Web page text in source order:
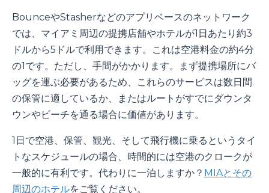
BounceやStasherなどのアプリベースのネットワーク
では、マイアミ周辺の提携店舗やホテルが1日あたり約3
ドルから5ドルで利用できます。これは空港料金の約4分
の1です。ただし、手間がかかります。まず提携場所にバ
ッグを運ぶ必要があるため、これらのサービスは数日間
の保管に適しているか、またはルートがすでにダウンタ
ウンやビーチを通る場合に価値があります。
1日で空港、保管、観光、そして飛行機に乗るというタイ
トなスケジュールの場合、時間的には空港のクロークが
一般的に有利です。代わりに一泊しますか？ MIAとその
周辺のホテルをご覧ください。